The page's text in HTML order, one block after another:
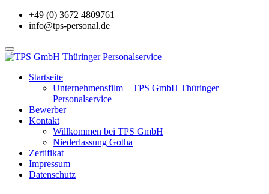
+49 (0) 3672 4809761
info@tps-personal.de
TPS GmbH Thüringer
Personalservice
Startseite
Unternehmensfilm – TPS GmbH Thüringer
Personalservice
Bewerber
Kontakt
Willkommen bei TPS GmbH
Niederlassung Gotha
Zertifikat
Impressum
Datenschutz